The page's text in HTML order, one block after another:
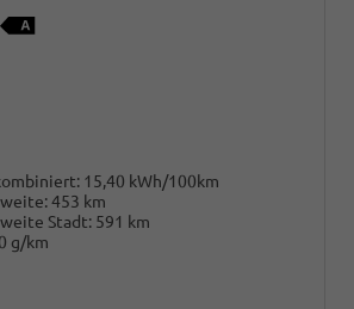
15,40 kWh/100km
453 km
Stadt: 591 km
0 g/km